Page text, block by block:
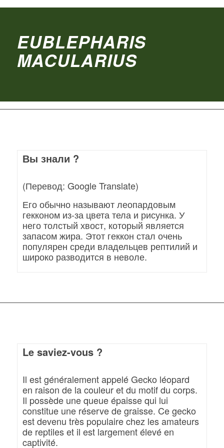
EUBLEPHARIS
MACULARIUS
Вы знали ?
(Перевод: Google Translate)
Его обычно называют леопардовым
гекконом из-за цвета тела и рисунка. У
него толстый хвост, который является
запасом жира. Этот геккон стал очень
популярен среди владельцев рептилий и
широко разводится в неволе.
Le saviez-vous ?
Il est généralement appelé Gecko léopard
en raison de la couleur et du motif du corps.
Il possède une queue épaisse qui lui
constitue une réserve de graisse. Ce gecko
est devenu très populaire chez les amateurs
de reptiles et il est largement élevé en
captivité.